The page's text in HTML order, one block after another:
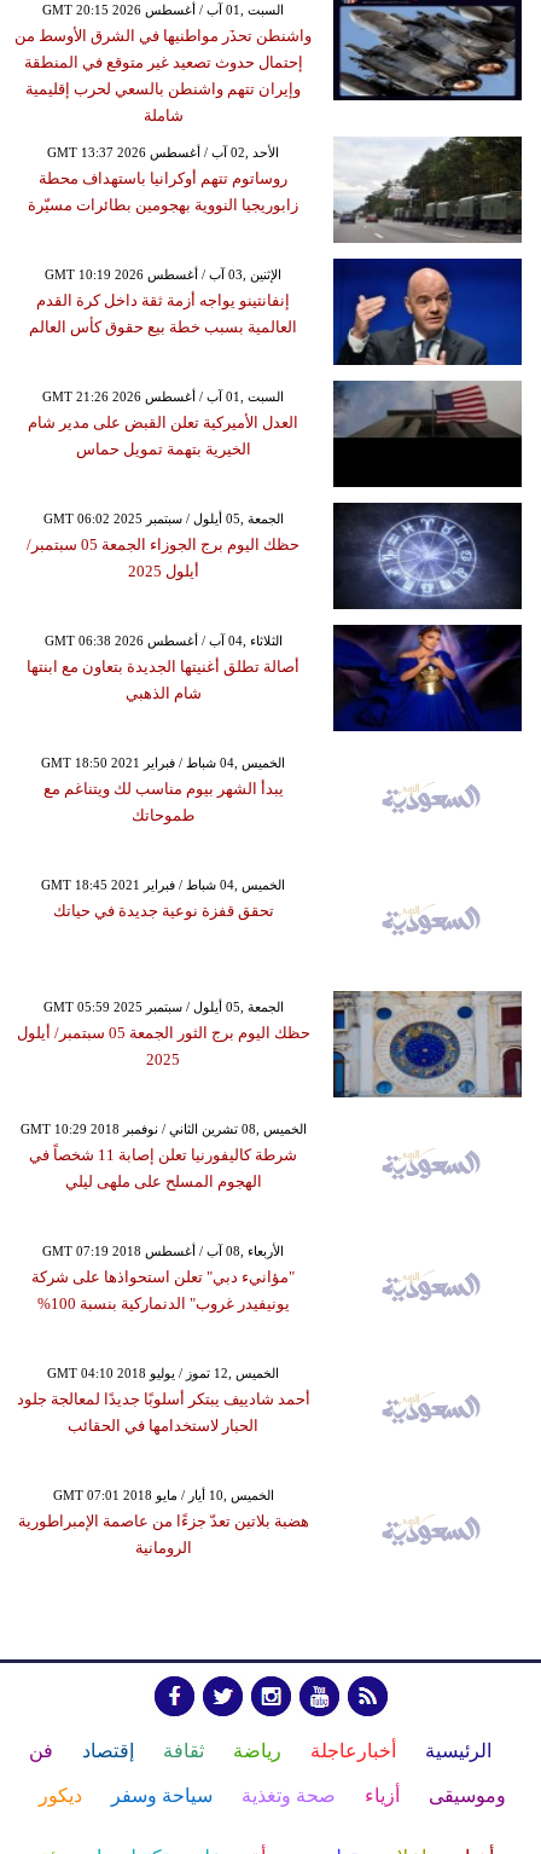
GMT 20:15 2026 السبت ,01 آب / أغسطس
واشنطن تحذَر مواطنيها في الشرق الأوسط من
إحتمال حدوث تصعيد غير متوقع في المنطقة
وإيران تتهم واشنطن بالسعي لحرب إقليمية
شاملة
GMT 13:37 2026 الأحد ,02 آب / أغسطس
روساتوم تتهم أوكرانيا باستهداف محطة
زابوريجيا النووية بهجومين بطائرات مسيّرة
GMT 10:19 2026 الإثنين ,03 آب / أغسطس
إنفانتينو يواجه أزمة ثقة داخل كرة القدم
العالمية بسبب خطة بيع حقوق كأس العالم
GMT 21:26 2026 السبت ,01 آب / أغسطس
العدل الأميركية تعلن القبض على مدير شام
الخيرية بتهمة تمويل حماس
GMT 06:02 2025 الجمعة ,05 أيلول / سبتمبر
حظك اليوم برج الجوزاء الجمعة 05 سبتمبر/
أيلول 2025
GMT 06:38 2026 الثلاثاء ,04 آب / أغسطس
أصالة تطلق أغنيتها الجديدة بتعاون مع ابنتها
شام الذهبي
GMT 18:50 2021 الخميس ,04 شباط / فبراير
يبدأ الشهر بيوم مناسب لك ويتناغم مع
طموحاتك
GMT 18:45 2021 الخميس ,04 شباط / فبراير
تحقق قفزة نوعية جديدة في حياتك
GMT 05:59 2025 الجمعة ,05 أيلول / سبتمبر
حظك اليوم برج الثور الجمعة 05 سبتمبر/ أيلول
2025
GMT 10:29 2018 الخميس ,08 تشرين الثاني / نوفمبر
شرطة كاليفورنيا تعلن إصابة 11 شخصاً في
الهجوم المسلح على ملهى ليلي
GMT 07:19 2018 الأربعاء ,08 آب / أغسطس
"مؤانيء دبي" تعلن استحواذها على شركة
يونيفيدر غروب" الدنماركية بنسبة 100%
GMT 04:10 2018 الخميس ,12 تموز / يوليو
أحمد شادييف يبتكر أسلوبًا جديدًا لمعالجة جلود
الحبار لاستخدامها في الحقائب
GMT 07:01 2018 الخميس ,10 أيار / مايو
هضبة بلاتين تعدّ جزءًا من عاصمة الإمبراطورية
الرومانية
الرئيسية أخبارعاجلة رياضة ثقافة إقتصاد فن
وموسيقى أزياء صحة وتغذية سياحة وسفر ديكور